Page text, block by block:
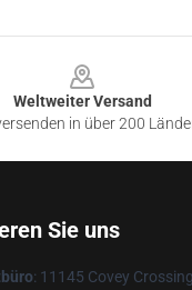
Weltweiter Versand
in über 200
Sie uns
: 11145 Covey Crossing